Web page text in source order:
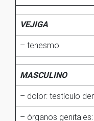
VEJIGA
– tenesmo
MASCULINO
– dolor: testículo
– órganos